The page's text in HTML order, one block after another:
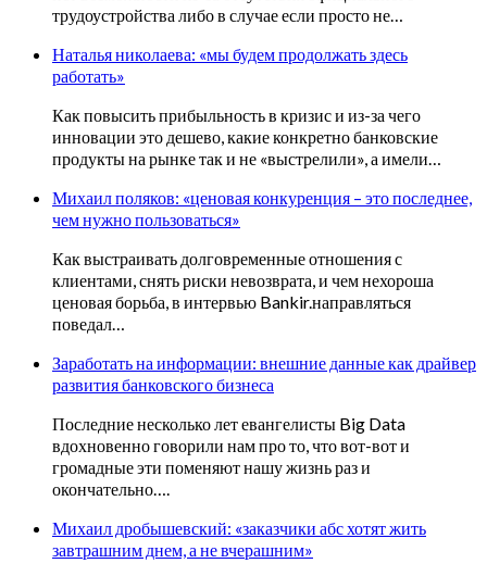
трудоустройства либо в случае если просто не…
Наталья николаева: «мы будем продолжать здесь
работать»
Как повысить прибыльность в кризис и из-за чего
инновации это дешево, какие конкретно банковские
продукты на рынке так и не «выстрелили», а имели…
Михаил поляков: «ценовая конкуренция – это последнее,
чем нужно пользоваться»
Как выстраивать долговременные отношения с
клиентами, снять риски невозврата, и чем нехороша
ценовая борьба, в интервью Bankir.направляться
поведал…
Заработать на информации: внешние данные как драйвер
развития банковского бизнеса
Последние несколько лет евангелисты Big Data
вдохновенно говорили нам про то, что вот-вот и
громадные эти поменяют нашу жизнь раз и
окончательно….
Михаил дробышевский: «заказчики абс хотят жить
завтрашним днем, а не вчерашним»